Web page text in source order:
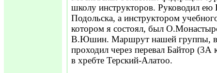
школу инструкторов. Руководил ею
Подольска, а инструктором
котором я состоял, был
В.Юшин. Маршрут нашей группы, в
проходил через перевал Байтор (3А
в хребте Терский-Алатоо.